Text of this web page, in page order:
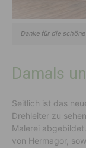
Danke für die
Damals
Seitlich ist das
Drehleiter zu
Malerei
von Hermagor,